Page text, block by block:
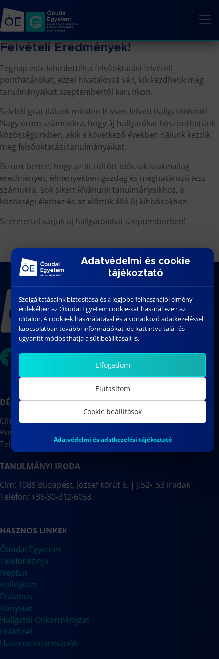
Felvételi Eredmények!
Tegnap este kihirdették a felsőoktatási felvételi
ponthatárokat, ezzel hivatalossá vált, kik kezdhetik meg
tanulmányaikat szeptembertől karunkon.
Szívből gratulálunk minden frissen felvett hallgatónknak!
Nagy öröm számunkra, hogy új hallgatókat köszönthetünk
közösségünkben, akik a következő években nálunk kezdik
meg felsőoktatási tanulmányaikat.
Bízunk benne, hogy az itt töltött időszak szakmailag
eredményes, élményekben gazdag és meghatározó lesz
számukra. Sok sikert kívánunk tanulmányaikhoz, a
közösségi élethez és az előttük álló új kihívásokhoz.
Szeretettel várjuk új hallgatóinkat szeptemberben!
DÉKÁNI HIVATAL
Cím: 1088 Budapest, József körút 6.
Postacím: 1428 Budapest, Pf.:31
Telefon: +36-1-666-7102
TANULMÁNYI IRODA
Cím: 1088 Budapest, József körút 6. | J.52-J.53 irodák
Telefon: +36-30-312-6058
HASZNOS LINKEK
Óbudai Egyetem
Telefonkönyv
Neptun
Kollégium
Erasmus
Könyvtár
Hallgatói Önkormányzat
Diákhitel
Hasznos információk
Adatvédelmi és cookie
tájékoztató
Szolgáltatásaink biztosítása és a legjobb felhasználói élmény
érdekében az Óbudai Egyetem cookie-kat használ ezen az
oldalon. A cookie-k használatával és a vonatkozó adatkezeléssel
kapcsolatban további információkat ide kattintva talál, és
ugyanitt módosíthatja a sütibeállításait is.
Elfogadom
Elutasítom
Cookie beállítások
Adatvédelmi és adatkezelési tájékoztató